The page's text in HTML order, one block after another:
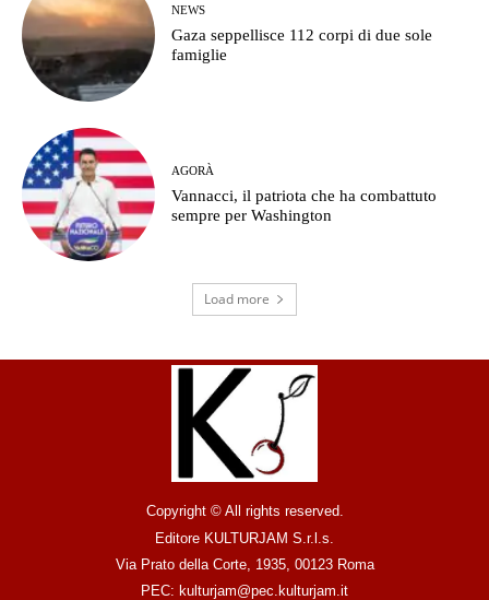
NEWS
Gaza seppellisce 112 corpi di due sole
famiglie
AGORÀ
Vannacci, il patriota che ha combattuto
sempre per Washington
Load more
Copyright © All rights reserved.
Editore KULTURJAM S.r.l.s.
Via Prato della Corte, 1935, 00123 Roma
PEC: kulturjam@pec.kulturjam.it